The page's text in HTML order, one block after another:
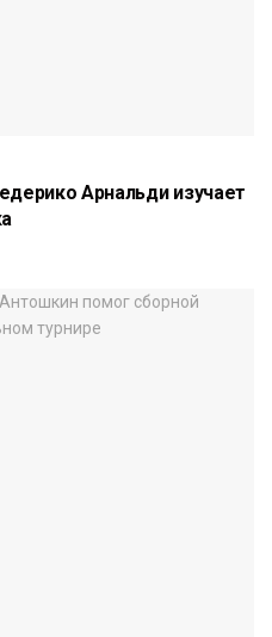
Арнальди изучает